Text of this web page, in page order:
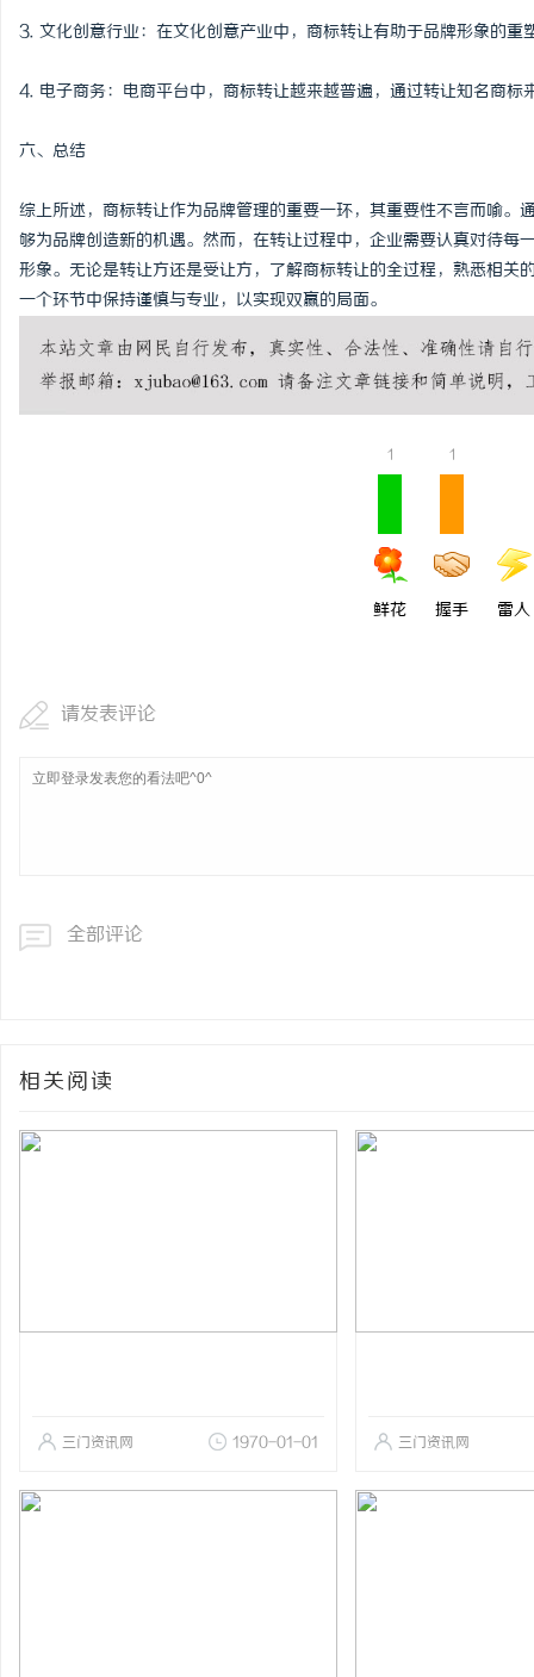
3. 文化创意行业：在文化创意产业中，商标转让有助于品牌形象的重
4. 电子商务：电商平台中，商标转让越来越普遍，通过转让知名商标
六、总结
综上所述，商标转让作为品牌管理的重要一环，其重要性不言而喻
够为品牌创造新的机遇。然而，在转让过程中，企业需要认真对待
形象。无论是转让方还是受让方，了解商标转让的全过程，熟悉相
一个环节中保持谨慎与专业，以实现双赢的局面。
1
鲜花
1
握手 雷人
请发表评论
全部评论
相关阅读
三门资讯网 1970-01-01 三门资讯网